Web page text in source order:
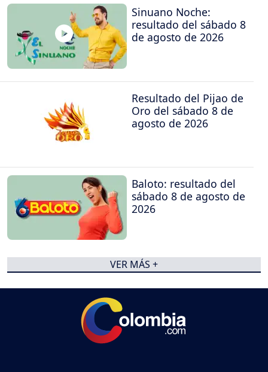
Sinuano Noche:
resultado del sábado 8
de agosto de 2026
Resultado del Pijao de
Oro del sábado 8 de
agosto de 2026
Baloto: resultado del
sábado 8 de agosto de
2026
VER MÁS +